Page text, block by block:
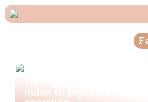
inden en brystforstørrende